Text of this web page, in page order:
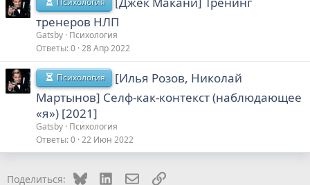
тренеров НЛП
Gatsby Психология
Ответы 0 28 Апр 2022
Психология
[Илья Розов, Николай
Мартынов] Селф-как-контекст (наблюдающее
«я») [2021]
Gatsby Психология
Ответы 0 22 Июн 2022
Поделиться: Bluesky LinkedInЭлектронная почта
Ссылка